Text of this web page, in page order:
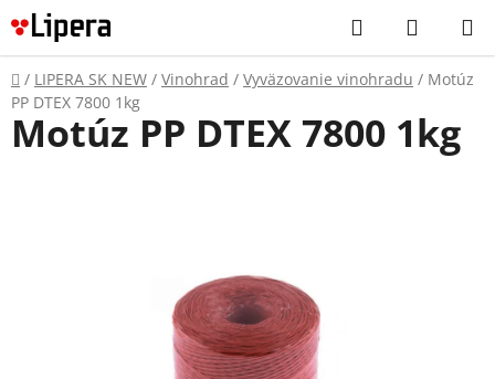
Prejsť
na
obsah
Hľadať
KOŠÍK
Domov
/ LIPERA SK NEW / Vinohrad / Vyväzovanie vinohradu / Motúz
PP DTEX 7800 1kg
Motúz PP DTEX 7800 1kg